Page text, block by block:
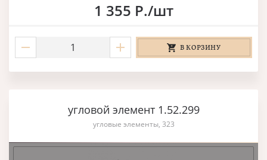
1 355 Р./шт
В КОРЗИНУ
угловой элемент 1.52.299
угловые элементы, 323